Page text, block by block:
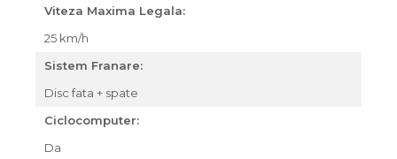
Viteza Maxima Legala:
25 km/h
Sistem Franare:
Disc fata + spate
Ciclocomputer:
Da